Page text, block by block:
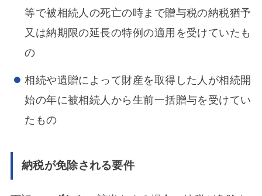
等で被相続人の死亡の時まで贈与税の納税猶予
又は納期限の延長の特例の適用を受けていたも
の
相続や遺贈によって財産を取得した人が相続開
始の年に被相続人から生前一括贈与を受けてい
たもの
納税が免除される要件